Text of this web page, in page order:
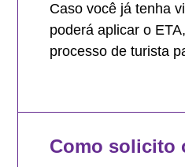
Caso você já tenha
poderá aplicar o
processo de turista
Como solicito